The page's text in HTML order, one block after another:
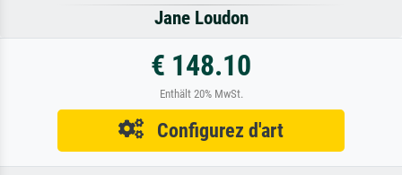
Jane Loudon
€ 148.10
Enthält 20% MwSt.
Configurez d'art